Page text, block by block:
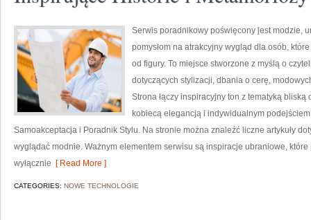
Serwis poradnikowy poświęcony jest modzie,
pomysłom na atrakcyjny wygląd dla osób,
od figury. To miejsce stworzone z myślą o
dotyczących stylizacji, dbania o cerę,
Strona łączy inspiracyjny ton z tematyką
kobiecą elegancją i indywidualnym
Samoakceptacja i Poradnik Stylu. Na stronie można znaleźć liczne artykuły
wyglądać modnie. Ważnym elementem serwisu są inspiracje ubraniowe,
wyłącznie [ Read More ]
CATEGORIES: NOWE TECHNOLOGIE